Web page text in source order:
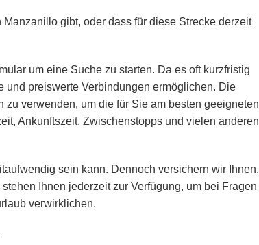
gibt, oder dass für diese Strecke derzeit
um eine Suche zu starten. Da es oft kurzfristig
preiswerte Verbindungen ermöglichen. Die
verwenden, um die für Sie am besten geeigneten
Ankunftszeit, Zwischenstopps und vielen anderen
sein kann. Dennoch versichern wir Ihnen,
Ihnen jederzeit zur Verfügung, um bei Fragen
verwirklichen.